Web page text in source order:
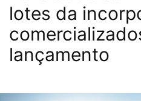
lotes da
lançamento